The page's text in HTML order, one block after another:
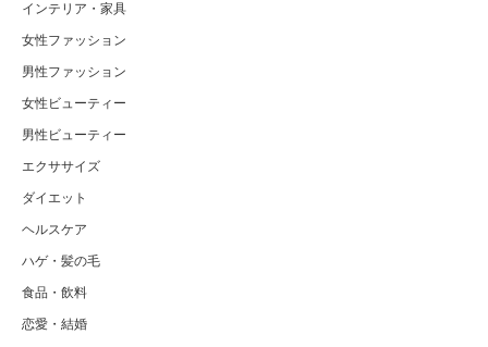
インテリア・家具
女性ファッション
男性ファッション
女性ビューティー
男性ビューティー
エクササイズ
ダイエット
ヘルスケア
ハゲ・髪の毛
食品・飲料
恋愛・結婚